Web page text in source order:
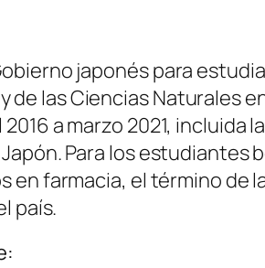
japonés para
las Ciencias Naturales
a marzo 2021, incluida
Para los estudiantes
farmacia, el término de
país.